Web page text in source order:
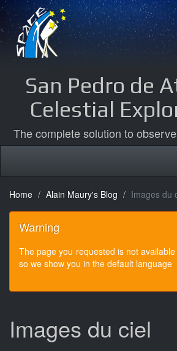
San Pedro de
Celestial
The complete solution to
Home Alain Maury's Blog Images du
Warning
The page you requested is not
so we show you in the default language
Images du ciel